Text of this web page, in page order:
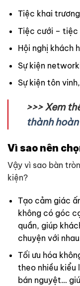
Tiệc khai
Tiệc cưới – tiệc
Hội nghị khách
Sự kiện
Sự kiện tôn
>>> Xem
thành
Vì sao nên
Vậy vì sao bàn
kiện?
Tạo cảm giác
không có góc
quần, giúp
chuyện với
Tối ưu hóa
theo nhiều kiểu
bán nguyệt…